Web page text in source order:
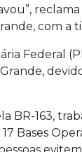
com a
Federal
BR-163,
Bases